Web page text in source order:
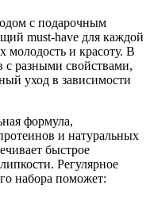
с подарочным
must-have для каждой
и красоту. В
с разными свойствами,
уход в зависимости
формула,
и натуральных
быстрое
Регулярное
набора поможет: